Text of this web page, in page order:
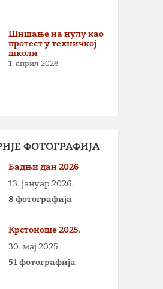
Шишање на нулу као
протест у техничкој
школи
1. април 2026.
ФОТОГРАФИЈА
Бадњи дан 2026
13. јануар 2026.
8 фотографија
Крстоноше 2025.
30. мај 2025.
51 фотографија